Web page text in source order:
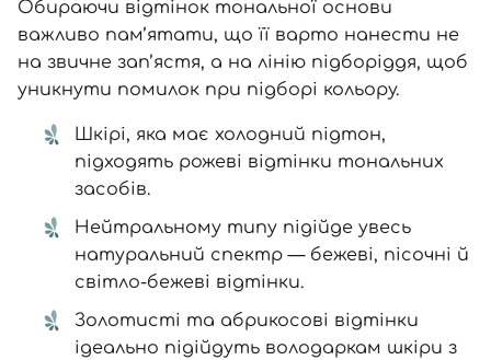
Обираючи відтінок тональної основи
важливо пам’ятати, що її варто нанести не
на звичне зап’ястя, а на лінію підборіддя, щоб
уникнути помилок при підборі кольору.
Шкірі, яка має холодний підтон,
підходять рожеві відтінки тональних
засобів.
Нейтральному типу підійде увесь
натуральний спектр — бежеві, пісочні й
світло-бежеві відтінки.
Золотисті та абрикосові відтінки
ідеально підійдуть володаркам шкіри з